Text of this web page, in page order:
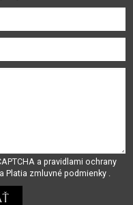
a pravidlami ochrany
Platia zmluvné podmienky .